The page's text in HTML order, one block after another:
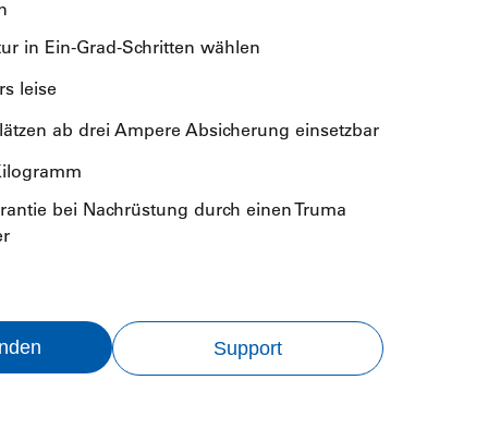
in Ein-Grad-Schritten wählen
leise
ab drei Ampere Absicherung einsetzbar
bei Nachrüstung durch einen Truma
Support